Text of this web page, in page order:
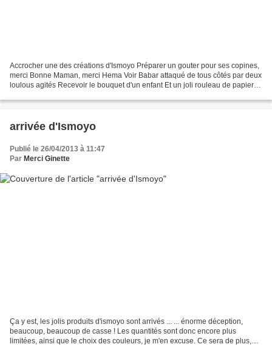
Accrocher une des créations d'Ismoyo Préparer un gouter pour ses copines,
merci Bonne Maman, merci Hema Voir Babar attaqué de tous côtés par deux
loulous agités Recevoir le bouquet d'un enfant Et un joli rouleau de papier
arrivée d'Ismoyo
Publié le 26/04/2013 à 11:47
Par Merci Ginette
Ça y est, les jolis produits d'ismoyo sont arrivés ... ... énorme déception,
beaucoup, beaucoup de casse ! Les quantités sont donc encore plus
limitées, ainsi que le choix des couleurs, je m'en excuse. Ce sera de plus,